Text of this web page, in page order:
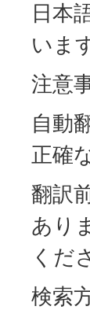
日本
いま
注意
自動
正確
翻訳
あり
くだ
検索